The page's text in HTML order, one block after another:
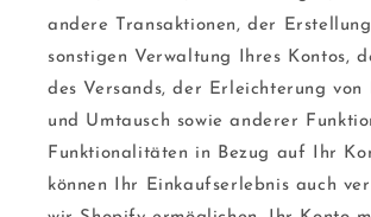
andere Transaktionen, der
sonstigen Verwaltung Ihres Kontos,
des Versands, der Erleichterung von
und Umtausch sowie anderer
Funktionalitäten in Bezug auf Ihr
können Ihr Einkaufserlebnis auch